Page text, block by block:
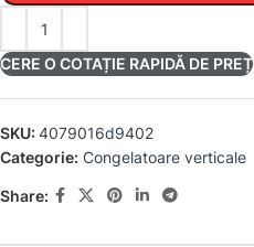
CERE O COTAȚIE RAPIDĂ DE PREȚ
SKU: 4079016d9402
Categorie: Congelatoare verticale
Share: